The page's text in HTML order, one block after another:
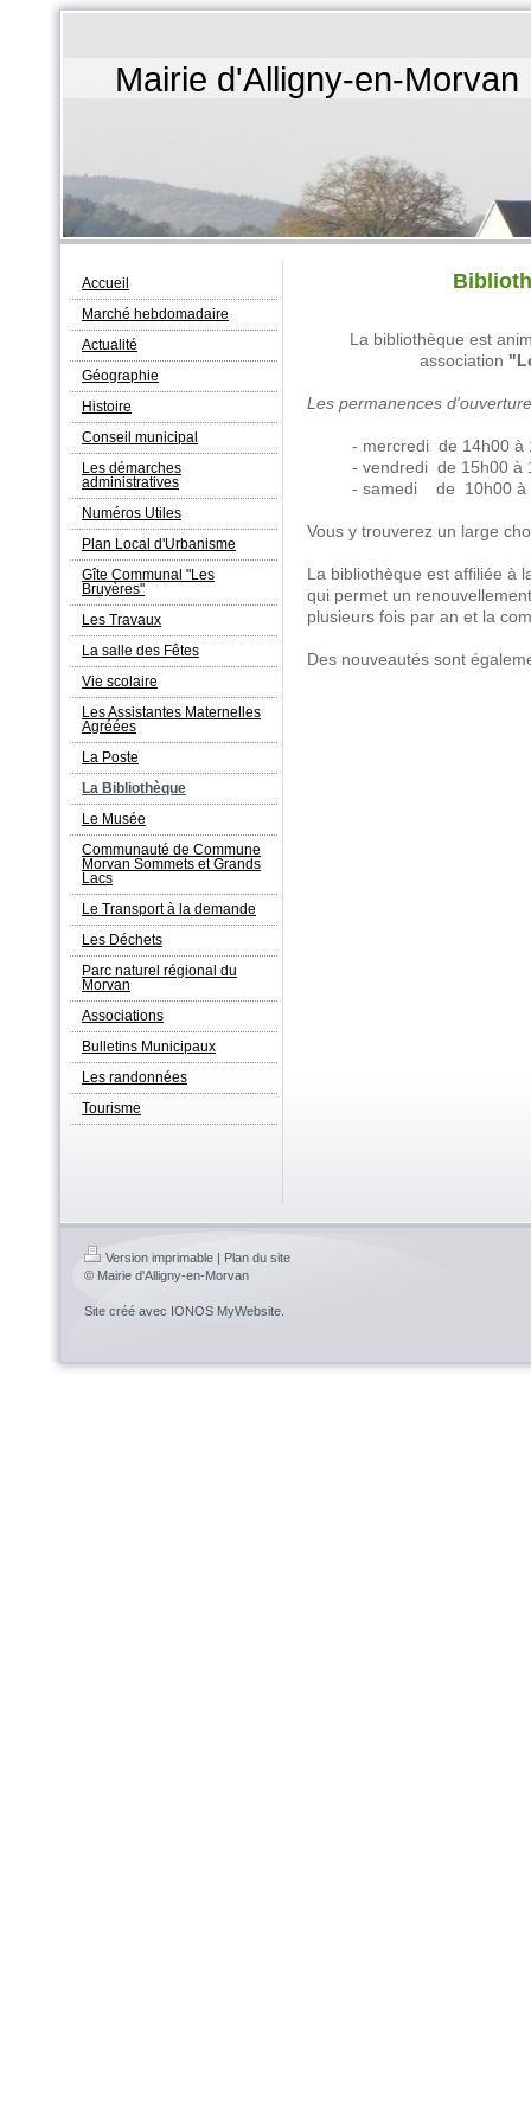
Mairie d'Alligny-en-Morvan
Accueil
Marché hebdomadaire
Actualité
Géographie
Histoire
Conseil municipal
Les démarches
administratives
Numéros Utiles
Plan Local d'Urbanisme
Gîte Communal "Les
Bruyères"
Les Travaux
La salle des Fêtes
Vie scolaire
Les Assistantes Maternelles
Agréées
La Poste
La Bibliothèque
Le Musée
Communauté de Commune
Morvan Sommets et Grands
Lacs
Le Transport à la demande
Les Déchets
Parc naturel régional du
Morvan
Associations
Bulletins Municipaux
Les randonnées
Tourisme
La bibliothèque est
association
Les permanences
- mercredi de 14h00 à
- vendredi de 15h00 à
- samedi de 10h00 à
Vous y trouverez un large
La bibliothèque est affiliée à
qui permet un
plusieurs fois par an et la
Des nouveautés sont
Version imprimable | Plan du site
© Mairie d'Alligny-en-Morvan
Site créé avec IONOS MyWebsite